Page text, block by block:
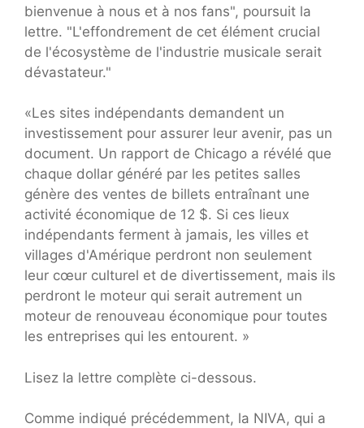
bienvenue à nous et à nos fans", poursuit la
lettre. "L'effondrement de cet élément crucial
de l'écosystème de l'industrie musicale serait
dévastateur."
«Les sites indépendants demandent un
investissement pour assurer leur avenir, pas un
document. Un rapport de Chicago a révélé que
chaque dollar généré par les petites salles
génère des ventes de billets entraînant une
activité économique de 12 $. Si ces lieux
indépendants ferment à jamais, les villes et
villages d'Amérique perdront non seulement
leur cœur culturel et de divertissement, mais ils
perdront le moteur qui serait autrement un
moteur de renouveau économique pour toutes
les entreprises qui les entourent. »
Lisez la lettre complète ci-dessous.
Comme indiqué précédemment, la NIVA, qui a